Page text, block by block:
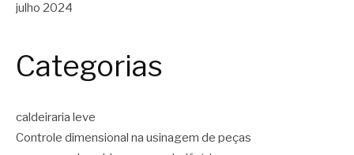
julho 2024
Categorias
caldeiraria leve
Controle dimensional na usinagem de peças